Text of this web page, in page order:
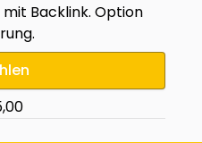
Backlink. Option